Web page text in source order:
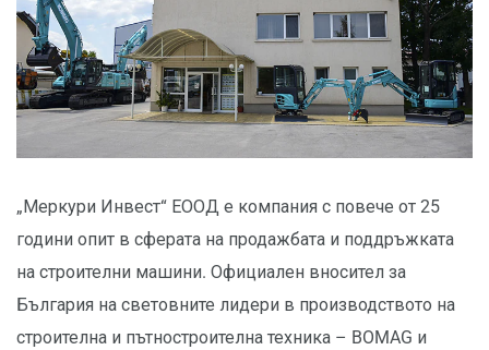
„Меркури Инвест“ ЕООД е компания с повече от 25
години опит в сферата на продажбата и поддръжката
на строителни машини. Официален вносител за
България на световните лидери в производството на
строителна и пътностроителна техника – BOMAG и